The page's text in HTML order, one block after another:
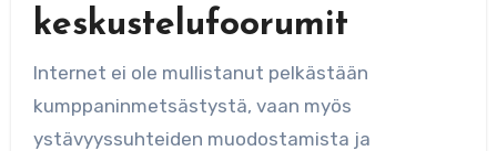
keskustelufoorumit
Internet ei ole mullistanut pelkästään
kumppaninmetsästystä, vaan myös
ystävyyssuhteiden muodostamista ja